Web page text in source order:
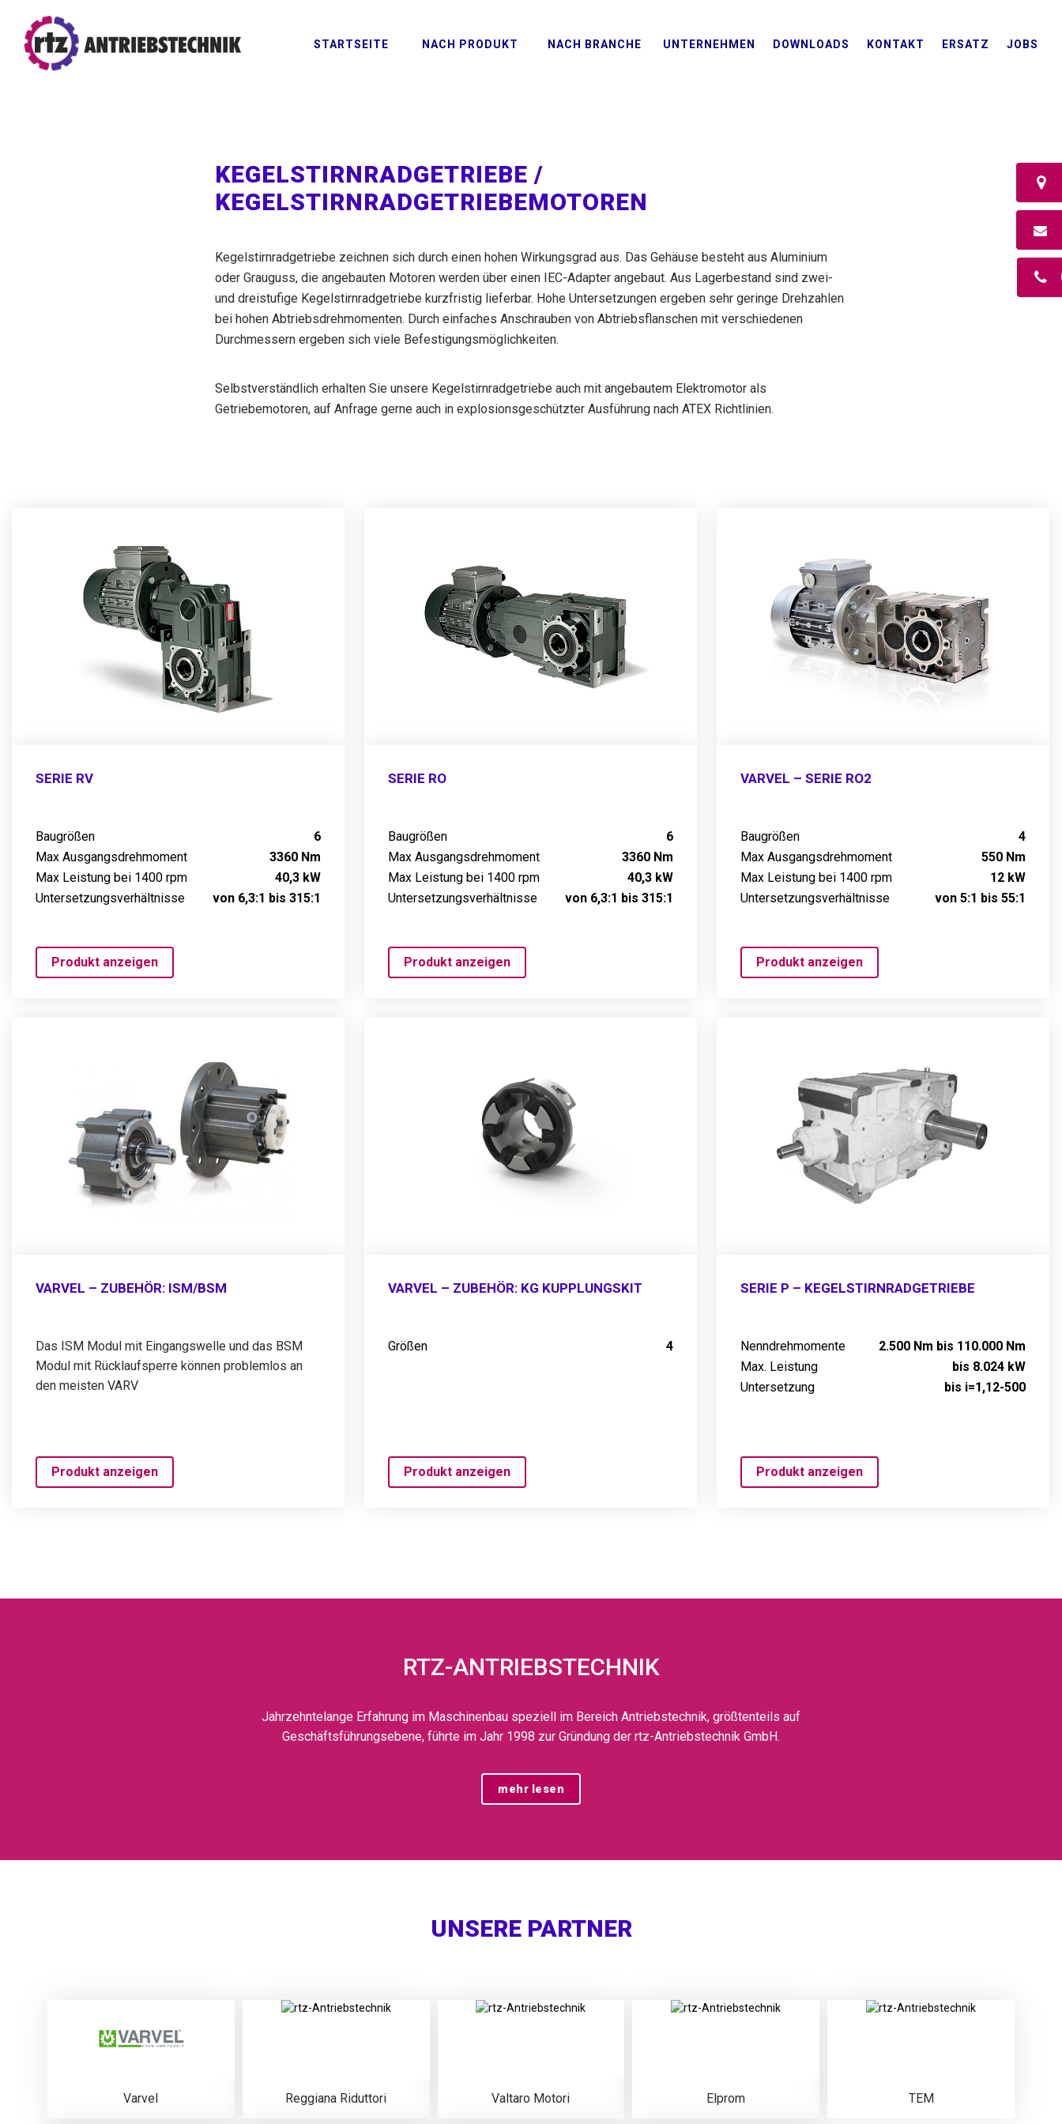
STARTSEITE NACH PRODUKT NACH BRANCHE UNTERNEHMEN DOWNLOADS KONTAKT ERSATZ JOBS
KEGELSTIRNRADGETRIEBE /
KEGELSTIRNRADGETRIEBEMOTOREN
Kegelstirnradgetriebe zeichnen sich durch einen hohen Wirkungsgrad aus. Das Gehäuse besteht aus Aluminium
oder Grauguss, die angebauten Motoren werden über einen IEC-Adapter angebaut. Aus Lagerbestand sind zwei-
und dreistufige Kegelstirnradgetriebe kurzfristig lieferbar. Hohe Untersetzungen ergeben sehr geringe Drehzahlen
bei hohen Abtriebsdrehmomenten. Durch einfaches Anschrauben von Abtriebsflanschen mit verschiedenen
Durchmessern ergeben sich viele Befestigungsmöglichkeiten.
Selbstverständlich erhalten Sie unsere Kegelstirnradgetriebe auch mit angebautem Elektromotor als
Getriebemotoren, auf Anfrage gerne auch in explosionsgeschützter Ausführung nach ATEX Richtlinien.
SERIE RV
Baugrößen
6
Max Ausgangsdrehmoment
3360 Nm
Max Leistung bei 1400 rpm
40,3 kW
Untersetzungsverhältnisse
von 6,3:1 bis 315:1
Produkt anzeigen
SERIE RO
Baugrößen
6
Max Ausgangsdrehmoment
3360 Nm
Max Leistung bei 1400 rpm
40,3 kW
Untersetzungsverhältnisse
von 6,3:1 bis 315:1
Produkt anzeigen
VARVEL – SERIE RO2
Baugrößen
4
Max Ausgangsdrehmoment
550 Nm
Max Leistung bei 1400 rpm
12 kW
Untersetzungsverhältnisse
von 5:1 bis 55:1
Produkt anzeigen
VARVEL – ZUBEHÖR: ISM/BSM
Das ISM Modul mit Eingangswelle und das BSM
Modul mit Rücklaufsperre können problemlos an
den meisten VARV
Produkt anzeigen
VARVEL – ZUBEHÖR: KG KUPPLUNGSKIT
Größen 4
Produkt anzeigen
SERIE P – KEGELSTIRNRADGETRIEBE
Nenndrehmomente
2.500 Nm bis 110.000 Nm
Max. Leistung
bis 8.024 kW
Untersetzung
bis i=1,12-500
Produkt anzeigen
RTZ-ANTRIEBSTECHNIK
Jahrzehntelange Erfahrung im Maschinenbau speziell im Bereich Antriebstechnik, größtenteils auf
Geschäftsführungsebene, führte im Jahr 1998 zur Gründung der rtz-Antriebstechnik GmbH.
mehr lesen
UNSERE PARTNER
Varvel Reggiana Riduttori Valtaro Motori Elprom TEM